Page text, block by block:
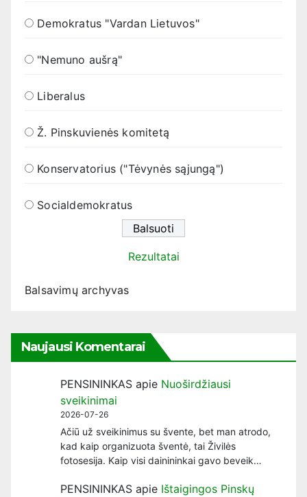
Demokratus "Vardan Lietuvos"
"Nemuno aušrą"
Liberalus
Ž. Pinskuvienės komitetą
Konservatorius ("Tėvynės sąjungą")
Socialdemokratus
Rezultatai
Balsavimų archyvas
Naujausi Komentarai
PENSININKAS apie Nuoširdžiausi
sveikinimai
2026-07-26
Ačiū už sveikinimus su švente, bet man atrodo,
kad kaip organizuota šventė, tai Živilės
fotosesija. Kaip visi dainininkai gavo beveik…
PENSININKAS apie Ištaigingos Pinskų